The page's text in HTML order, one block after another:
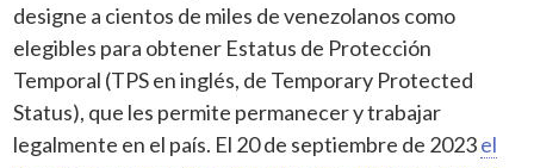
designe a cientos de miles de venezolanos como
elegibles para obtener Estatus de Protección
Temporal (TPS en inglés, de Temporary Protected
Status), que les permite permanecer y trabajar
legalmente en el país. El 20 de septiembre de 2023el